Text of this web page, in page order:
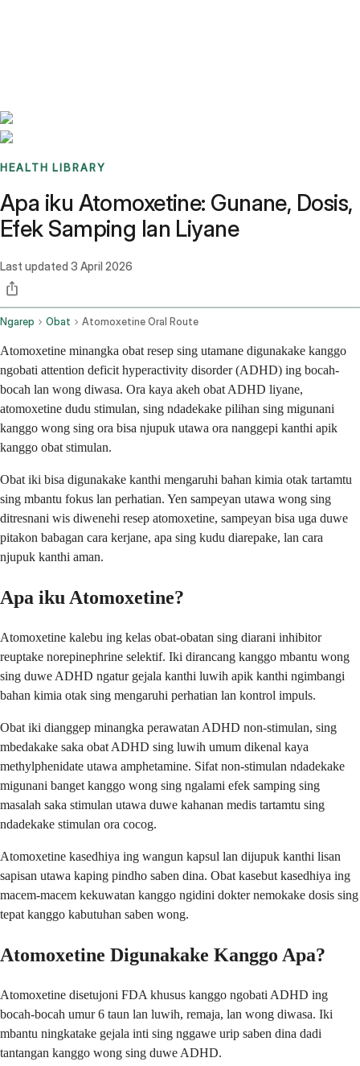
HEALTH LIBRARY
Apa iku Atomoxetine: Gunane, Dosis,
Efek Samping lan Liyane
Last updated 3 April 2026
Ngarep Obat Atomoxetine Oral Route
Atomoxetine minangka obat resep sing utamane digunakake kanggo
ngobati attention deficit hyperactivity disorder (ADHD) ing bocah-
bocah lan wong diwasa. Ora kaya akeh obat ADHD liyane,
atomoxetine dudu stimulan, sing ndadekake pilihan sing migunani
kanggo wong sing ora bisa njupuk utawa ora nanggepi kanthi apik
kanggo obat stimulan.
Obat iki bisa digunakake kanthi mengaruhi bahan kimia otak tartamtu
sing mbantu fokus lan perhatian. Yen sampeyan utawa wong sing
ditresnani wis diwenehi resep atomoxetine, sampeyan bisa uga duwe
pitakon babagan cara kerjane, apa sing kudu diarepake, lan cara
njupuk kanthi aman.
Apa iku Atomoxetine?
Atomoxetine kalebu ing kelas obat-obatan sing diarani inhibitor
reuptake norepinephrine selektif. Iki dirancang kanggo mbantu wong
sing duwe ADHD ngatur gejala kanthi luwih apik kanthi ngimbangi
bahan kimia otak sing mengaruhi perhatian lan kontrol impuls.
Obat iki dianggep minangka perawatan ADHD non-stimulan, sing
mbedakake saka obat ADHD sing luwih umum dikenal kaya
methylphenidate utawa amphetamine. Sifat non-stimulan ndadekake
migunani banget kanggo wong sing ngalami efek samping sing
masalah saka stimulan utawa duwe kahanan medis tartamtu sing
ndadekake stimulan ora cocog.
Atomoxetine kasedhiya ing wangun kapsul lan dijupuk kanthi lisan
sapisan utawa kaping pindho saben dina. Obat kasebut kasedhiya ing
macem-macem kekuwatan kanggo ngidini dokter nemokake dosis sing
tepat kanggo kabutuhan saben wong.
Atomoxetine Digunakake Kanggo Apa?
Atomoxetine disetujoni FDA khusus kanggo ngobati ADHD ing
bocah-bocah umur 6 taun lan luwih, remaja, lan wong diwasa. Iki
mbantu ningkatake gejala inti sing nggawe urip saben dina dadi
tantangan kanggo wong sing duwe ADHD.